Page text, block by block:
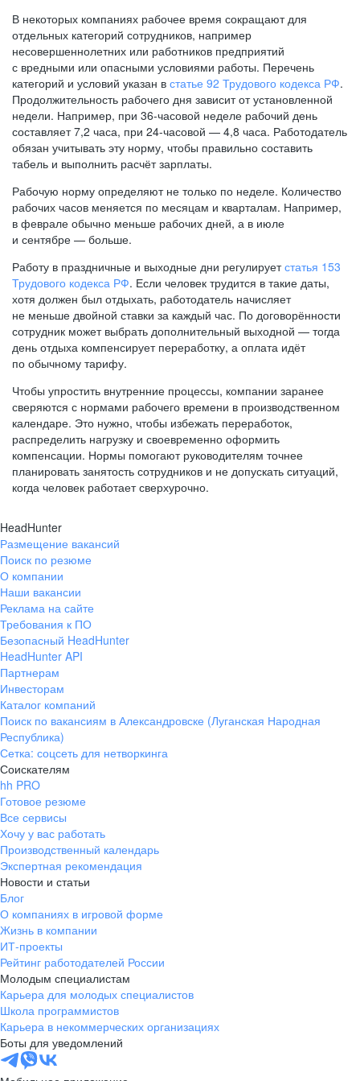
В некоторых компаниях рабочее время сокращают для
отдельных категорий сотрудников, например
несовершеннолетних или работников предприятий
с вредными или опасными условиями работы. Перечень
категорий и условий указан в статье 92 Трудового кодекса РФ.
Продолжительность рабочего дня зависит от установленной
недели. Например, при 36-часовой неделе рабочий день
составляет 7,2 часа, при 24-часовой — 4,8 часа. Работодатель
обязан учитывать эту норму, чтобы правильно составить
табель и выполнить расчёт зарплаты.
Рабочую норму определяют не только по неделе. Количество
рабочих часов меняется по месяцам и кварталам. Например,
в феврале обычно меньше рабочих дней, а в июле
и сентябре — больше.
Работу в праздничные и выходные дни регулируетстатья 153
Трудового кодекса РФ. Если человек трудится в такие даты,
хотя должен был отдыхать, работодатель начисляет
не меньше двойной ставки за каждый час. По договорённости
сотрудник может выбрать дополнительный выходной — тогда
день отдыха компенсирует переработку, а оплата идёт
по обычному тарифу.
Чтобы упростить внутренние процессы, компании заранее
сверяются с нормами рабочего времени в производственном
календаре. Это нужно, чтобы избежать переработок,
распределить нагрузку и своевременно оформить
компенсации. Нормы помогают руководителям точнее
планировать занятость сотрудников и не допускать ситуаций,
когда человек работает сверхурочно.
HeadHunter
Размещение вакансий
Поиск по резюме
О компании
Наши вакансии
Реклама на сайте
Требования к ПО
Безопасный HeadHunter
HeadHunter API
Партнерам
Инвесторам
Каталог компаний
Поиск по вакансиям в Александровске (Луганская Народная
Республика)
Сетка: соцсеть для нетворкинга
Соискателям
hh PRO
Готовое резюме
Все сервисы
Хочу у вас работать
Производственный календарь
Экспертная рекомендация
Новости и статьи
Блог
О компаниях в игровой форме
Жизнь в компании
ИТ-проекты
Рейтинг работодателей России
Молодым специалистам
Карьера для молодых специалистов
Школа программистов
Карьера в некоммерческих организациях
Боты для уведомлений